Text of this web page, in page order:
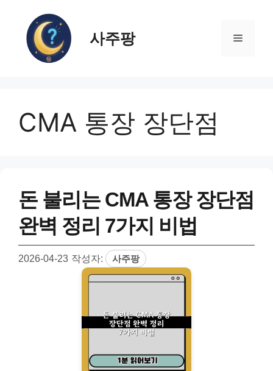
사주팡 메
CMA 통장 장단점
돈 불리는 CMA 통장 장단점
완벽 정리 7가지 비법
2026-04-23 작성자: 사주팡